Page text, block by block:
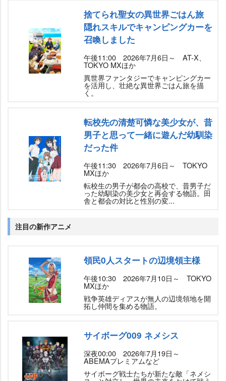
捨てられ聖女の異世界ごはん旅
隠れスキルでキャンピングカーを
召喚しました
午後11:00 2026年7月6日～ AT-X、
TOKYO MXほか
異世界ファンタジーでキャンピングカー
を活用し、壮絶な異世界ごはん旅を描
く。
転校先の清楚可憐な美少女が、昔
男子と思って一緒に遊んだ幼馴染
だった件
午後11:30 2026年7月6日～ TOKYO
MXほか
転校生の男子が都会の高校で、昔男子だ
った幼馴染の美少女と再会する物語。田
舎と都会の対比と性別の変...
注目の新作アニメ
領民0人スタートの辺境領主様
午後10:30 2026年7月10日～ TOKYO
MXほか
戦争英雄ディアスが無人の辺境領地を開
拓し仲間を集める物語。
サイボーグ009 ネメシス
深夜00:00 2026年7月19日～
ABEMAプレミアムなど
サイボーグ戦士たちが新たな敵「ネメシ